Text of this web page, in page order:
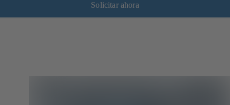
Solicitar ahora